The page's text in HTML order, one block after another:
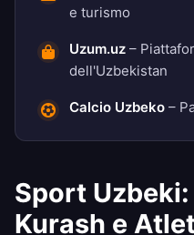
e turismo
Uzum.uz –
dell'Uzbekistan
Calcio Uzbeko –
Sport
Kurash e